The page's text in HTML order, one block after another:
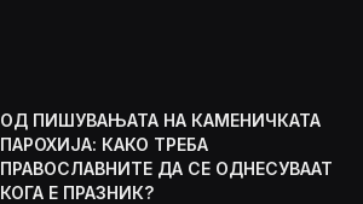
ОД ПИШУВАЊАТА НА КАМЕНИЧКАТА
ПАРОХИЈА: КАКО ТРЕБА
ПРАВОСЛАВНИТЕ ДА СЕ ОДНЕСУВААТ
КОГА Е ПРАЗНИК?